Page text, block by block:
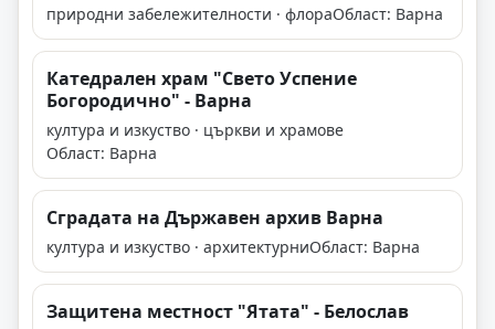
природни забележителности · флораОбласт: Варна
Катедрален храм "Свето Успение
Богородично" - Варна
култура и изкуство · църкви и храмове
Област: Варна
Сградата на Държавен архив Варна
култура и изкуство · архитектурниОбласт: Варна
Защитена местност "Ятата" - Белослав